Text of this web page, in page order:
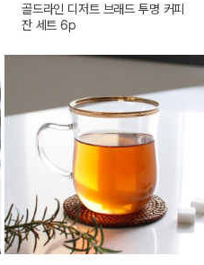
골드라인 디저트 브래드 투명 커피
잔 세트 6p